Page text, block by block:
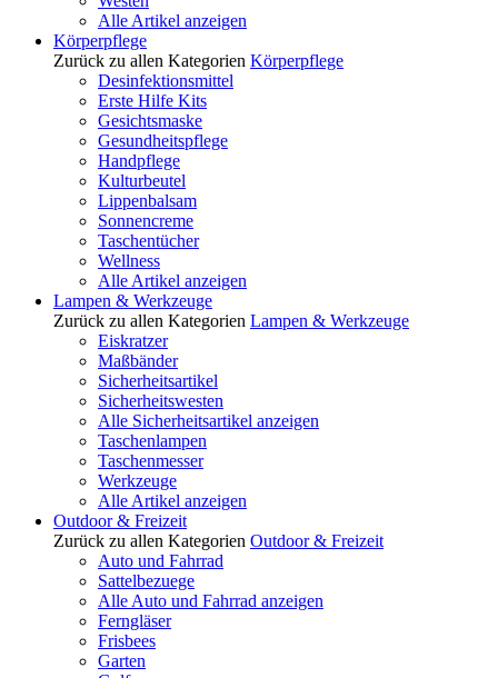
Alle Artikel anzeigen
Körperpflege
Zurück zu allen Kategorien Körperpflege
Desinfektionsmittel
Erste Hilfe Kits
Gesichtsmaske
Gesundheitspflege
Handpflege
Kulturbeutel
Lippenbalsam
Sonnencreme
Taschentücher
Wellness
Alle Artikel anzeigen
Lampen & Werkzeuge
Zurück zu allen Kategorien Lampen & Werkzeuge
Eiskratzer
Maßbänder
Sicherheitsartikel
Sicherheitswesten
Alle Sicherheitsartikel anzeigen
Taschenlampen
Taschenmesser
Werkzeuge
Alle Artikel anzeigen
Outdoor & Freizeit
Zurück zu allen Kategorien Outdoor & Freizeit
Auto und Fahrrad
Sattelbezuege
Alle Auto und Fahrrad anzeigen
Ferngläser
Frisbees
Garten